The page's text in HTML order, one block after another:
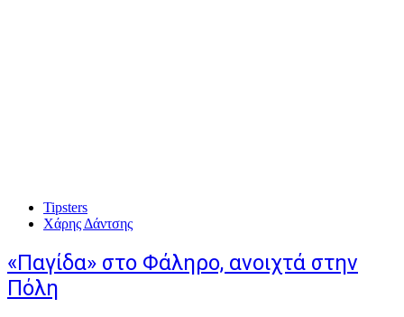
Tipsters
Χάρης Δάντσης
«Παγίδα» στο Φάληρο, ανοιχτά στην
Πόλη